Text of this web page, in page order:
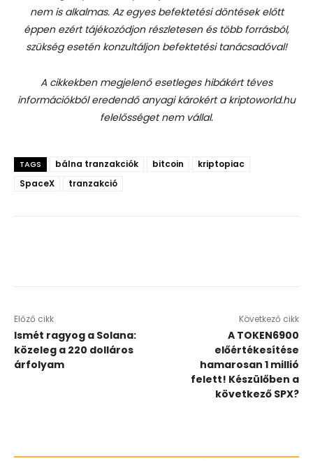
nem is alkalmas. Az egyes befektetési döntések előtt
éppen ezért tájékozódjon részletesen és több forrásból,
szükség esetén konzultáljon befektetési tanácsadóval!
A cikkekben megjelenő esetleges hibákért téves
információkból eredendő anyagi károkért a kriptoworld.hu
felelősséget nem vállal.
TAGS bálna tranzakciók bitcoin
kriptopiac
SpaceX
tranzakció
Előző cikk
Ismét ragyog a Solana:
közeleg a 220 dolláros
árfolyam
Következő cikk
A TOKEN6900
előértékesítése
hamarosan 1 millió
felett! Készülőben a
következő SPX?